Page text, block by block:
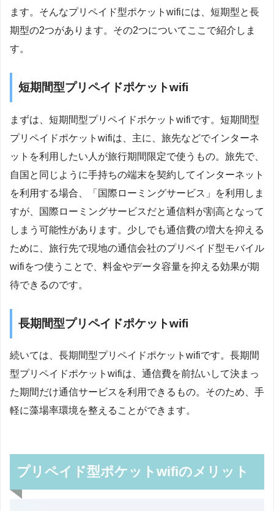
ます。そんなプリペイド型ポケットwifiには、短期型と長
期型の2つがあります。その2つについてここで紹介しま
す。
短期間型プリペイドポケットwifi
まずは、短期間型プリペイドポケットwifiです。短期間型
プリペイドポケットwifiは、主に、旅先などでインターネ
ットを利用したい人が旅行期間限定で使うもの。旅先で、
自国と同じように手持ちの端末を契約してインターネット
を利用する場合、「国際ローミングサービス」を利用しま
すが、国際ローミングサービスだと通信料が割高となって
しまう可能性があります。少しでも通信費の増大を抑える
ために、旅行先で現地の通信会社のプリペイド型モバイル
wifiをつ使うことで、料金やデータ容量を抑える効果が期
待できるのです。
長期間型プリペイドポケットwifi
続いては、長期間型プリペイドポケットwifiです。長期間
型プリペイドポケットwifiは、通信費を前払いして決まっ
た期間だけ通信サービスを利用できるもの。そのため、手
軽に藻場率環境を整えることができます。
プリペイド型ポケットwifiのメリット